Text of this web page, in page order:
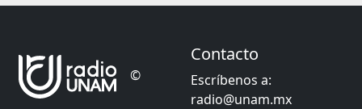
©
Contacto
Escríbenos a:
radio@unam.mx